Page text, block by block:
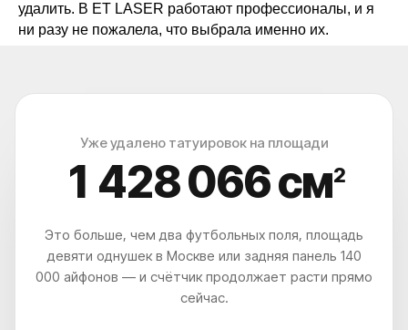
удалить. В ET LASER работают профессионалы, и я
ни разу не пожалела, что выбрала именно их.
Уже удалено татуировок на площади
1 428 070см2
Это больше, чем два футбольных поля, площадь
девяти однушек в Москве или задняя панель 140
000 айфонов — и счётчик продолжает расти прямо
сейчас.